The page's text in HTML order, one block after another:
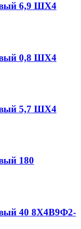
6,9 ШХ4
0,8 ШХ4
5,7 ШХ4
180
40 8Х4В9Ф2-